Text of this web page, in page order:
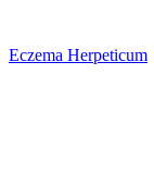
Eczema Herpeticum